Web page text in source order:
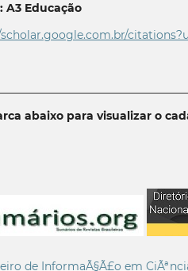
A3 Educação
abaixo para visualizar o